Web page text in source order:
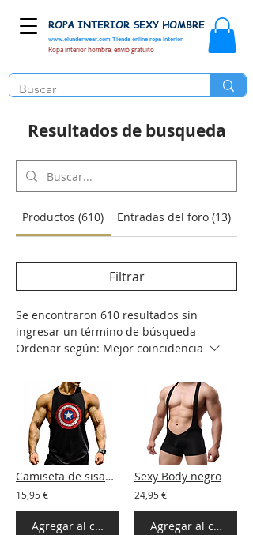
www.elunderwear.com Tienda online ropa interior
ROPA INTERIOR SEXY HOMBRE
Ropa interior hombre, envió gratuito
Resultados de busqueda
Productos (610) Entradas del foro (13)
Filtrar
Se encontraron 610 resultados sin
ingresar un término de búsqueda
Ordenar según: Mejor coincidencia
Camiseta de sisas Capitan America
15,95 €
Agregar al carrito
Sexy Body negro
24,95 €
Agregar al carrito